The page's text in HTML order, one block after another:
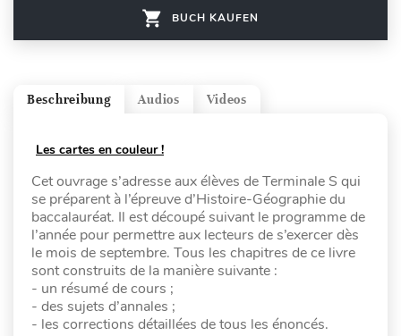
BUCH KAUFEN
Videos
Audios
Beschreibung
Les cartes en couleur !
Cet ouvrage s’adresse aux élèves de Terminale S qui
se préparent à l’épreuve d’Histoire-Géographie du
baccalauréat. Il est découpé suivant le programme de
l’année pour permettre aux lecteurs de s’exercer dès
le mois de septembre. Tous les chapitres de ce livre
sont construits de la manière suivante :
- un résumé de cours ;
- des sujets d’annales ;
- les corrections détaillées de tous les énoncés.